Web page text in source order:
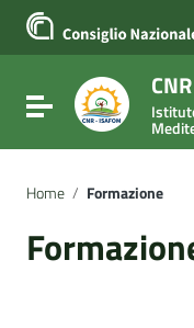
Vai ai contenuti
Vai al menu di
Vai al footer
Attiva / disattiva la
Home / Formazione